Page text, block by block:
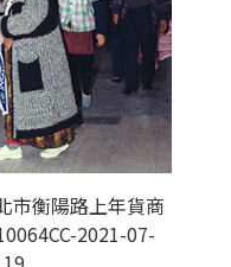
市衡陽路上年貨商
2021-07-